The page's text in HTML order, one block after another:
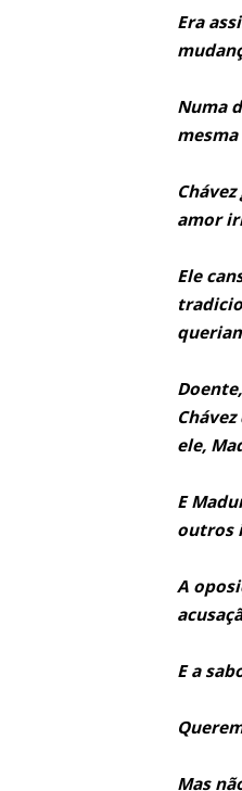
Era
Numa
amor
Ele
ele,
E
outros
A
E a
Mas